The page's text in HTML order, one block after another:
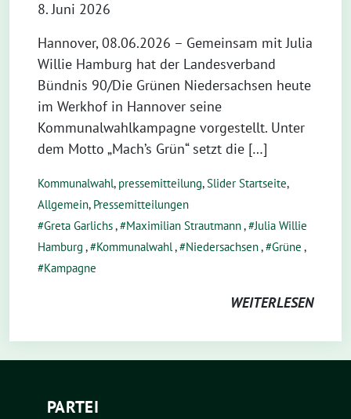
8. Juni 2026
Hannover, 08.06.2026 – Gemeinsam mit Julia
Willie Hamburg hat der Landesverband
Bündnis 90/Die Grünen Niedersachsen heute
im Werkhof in Hannover seine
Kommunalwahlkampagne vorgestellt. Unter
dem Motto „Mach’s Grün“ setzt die […]
Kommunalwahl, pressemitteilung,Slider Startseite,
Allgemein, Pressemitteilungen
Greta Garlichs, Maximilian Strautmann, Julia Willie
Hamburg , Kommunalwahl, Niedersachsen, Grüne ,
Kampagne
WEITERLESEN
PARTEI